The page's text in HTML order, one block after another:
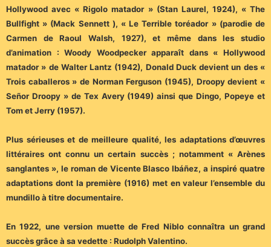
Hollywood avec « Rigolo matador » (Stan Laurel, 1924), « The
Bullfight » (Mack Sennett ), « Le Terrible toréador » (parodie de
Carmen de Raoul Walsh, 1927), et même dans les studio
d’animation : Woody Woodpecker apparaît dans « Hollywood
matador » de Walter Lantz (1942), Donald Duck devient un des «
Trois caballeros » de Norman Ferguson (1945), Droopy devient «
Señor Droopy » de Tex Avery (1949) ainsi que Dingo, Popeye et
Tom et Jerry (1957).
Plus sérieuses et de meilleure qualité, les adaptations d’œuvres
littéraires ont connu un certain succès ; notamment « Arènes
sanglantes », le roman de Vicente Blasco Ibáñez, a inspiré quatre
adaptations dont la première (1916) met en valeur l’ensemble du
mundillo à titre documentaire.
En 1922, une version muette de Fred Niblo connaîtra un grand
succès grâce à sa vedette : Rudolph Valentino.